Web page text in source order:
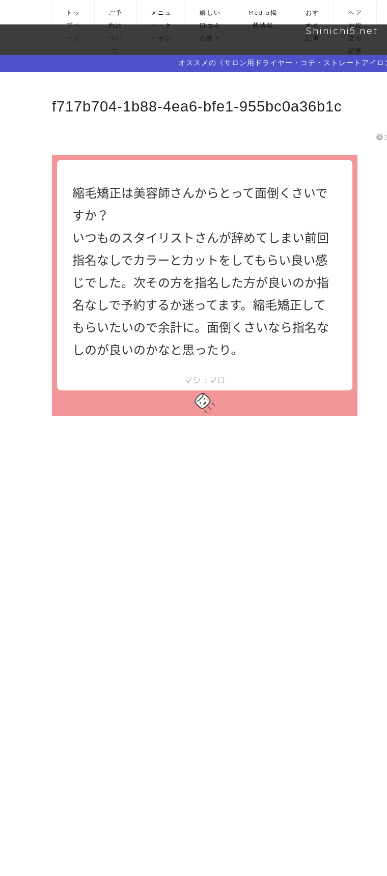
トッ
プペ
ージ
ご予
約に
つい
て
メニュ
ー・ク
ーポン
嬉しい
口コミ
の数々
Media掲
載情報
おす
すめ
記事
ヘア
お役
立ち
記事
Shinichi5.net
オススメの《サロン用ドライヤー・コテ・ストレートアイロ
f717b704-1b88-4ea6-bfe1-955bc0a36b1c